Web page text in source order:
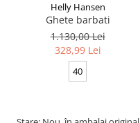
Helly Hansen
Ghete barbati
1.130,00 Lei
328,99 Lei
40